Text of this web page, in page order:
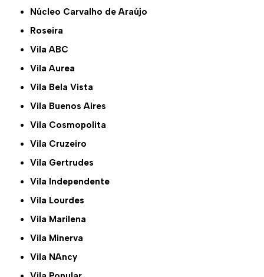
Núcleo Carvalho de Araújo
Roseira
Vila ABC
Vila Aurea
Vila Bela Vista
Vila Buenos Aires
Vila Cosmopolita
Vila Cruzeiro
Vila Gertrudes
Vila Independente
Vila Lourdes
Vila Marilena
Vila Minerva
Vila NAncy